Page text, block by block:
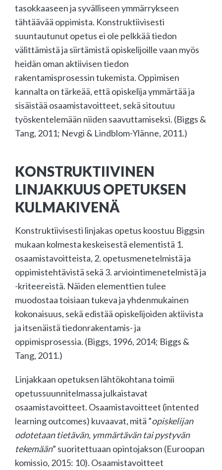
tasokkaaseen ja syvälliseen ymmärrykseen
tähtäävää oppimista. Konstruktiivisesti
suuntautunut opetus ei ole pelkkää tiedon
välittämistä ja siirtämistä opiskelijoille vaan myös
heidän oman aktiivisen tiedon
rakentamisprosessin tukemista. Oppimisen
kannalta on tärkeää, että opiskelija ymmärtää ja
sisäistää osaamistavoitteet, sekä sitoutuu
työskentelemään niiden saavuttamiseksi. (Biggs &
Tang, 2011; Nevgi & Lindblom-Ylänne, 2011.)
KONSTRUKTIIVINEN
LINJAKKUUS OPETUKSEN
KULMAKIVENÄ
Konstruktiivisesti linjakas opetus koostuu Biggsin
mukaan kolmesta keskeisestä elementistä 1.
osaamistavoitteista, 2. opetusmenetelmistä ja
oppimistehtävistä sekä 3. arviointimenetelmistä ja
-kriteereistä. Näiden elementtien tulee
muodostaa toisiaan tukeva ja yhdenmukainen
kokonaisuus, sekä edistää opiskelijoiden aktiivista
ja itsenäistä tiedonrakentamis- ja
oppimisprosessia. (Biggs, 1996, 2014; Biggs &
Tang, 2011.)
Linjakkaan opetuksen lähtökohtana toimii
opetussuunnitelmassa julkaistavat
osaamistavoitteet. Osaamistavoitteet (intented
learning outcomes) kuvaavat, mitä ”opiskelijan
odotetaan tietävän, ymmärtävän tai pystyvän
tekemään” suoritettuaan opintojakson (Euroopan
komissio, 2015: 10). Osaamistavoitteet